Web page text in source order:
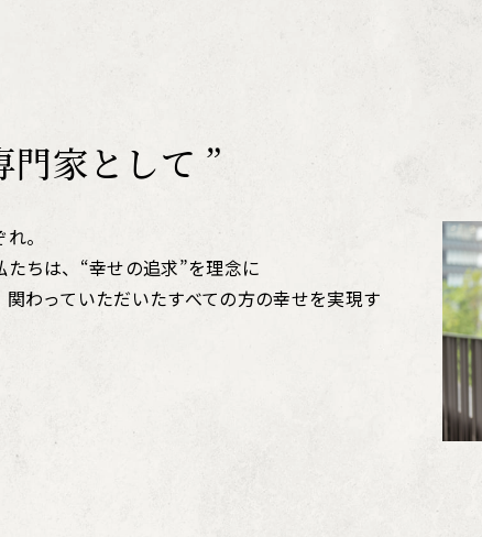
門家として ”
。
ちは、“幸せの追求”を理念に
わっていただいたすべての方の幸せを実現す